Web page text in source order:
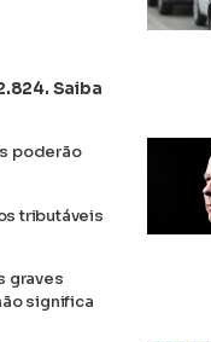
Saiba
poderão
tributáveis
graves
significa